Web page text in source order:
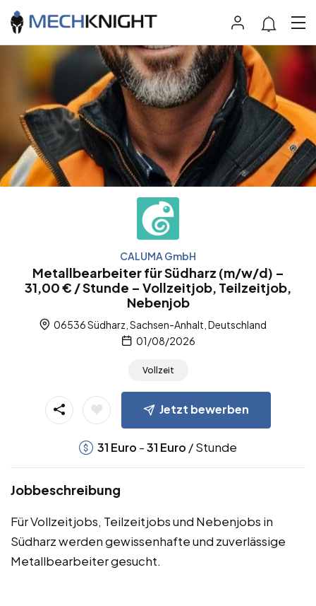
CALUMA GmbH
Metallbearbeiter für Südharz (m/w/d) –
31,00 € / Stunde – Vollzeitjob, Teilzeitjob,
Nebenjob
06536 Südharz, Sachsen-Anhalt, Deutschland
01/08/2026
Vollzeit
Jetzt bewerben
31 Euro -31 Euro / Stunde
Jobbeschreibung
Für Vollzeitjobs, Teilzeitjobs und Nebenjobs in
Südharz werden gewissenhafte und zuverlässige
Metallbearbeiter gesucht.